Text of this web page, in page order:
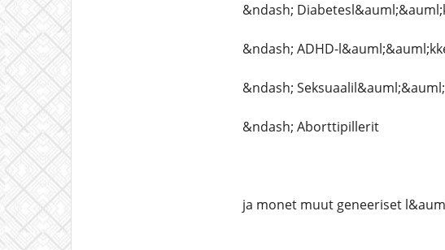
&ndash;
&ndash; ADHD-
&ndash;
&ndash; Aborttipillerit
ja monet muut geneeriset